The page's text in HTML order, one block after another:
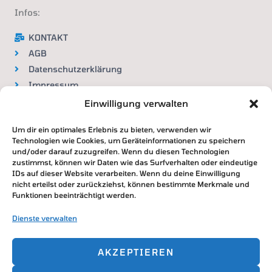
Einwilligung verwalten
Um dir ein optimales Erlebnis zu bieten, verwenden wir
Technologien wie Cookies, um Geräteinformationen zu speichern
und/oder darauf zuzugreifen. Wenn du diesen Technologien
zustimmst, können wir Daten wie das Surfverhalten oder eindeutige
IDs auf dieser Website verarbeiten. Wenn du deine Einwilligung
nicht erteilst oder zurückziehst, können bestimmte Merkmale und
Funktionen beeinträchtigt werden.
Dienste verwalten
AKZEPTIEREN
m
Infos:
KONTAKT
AGB
Datenschutzerklärung
Impressum
Widerrufsbelehrung
VERTRAG WIDERRUFEN
Zahlung & Versand